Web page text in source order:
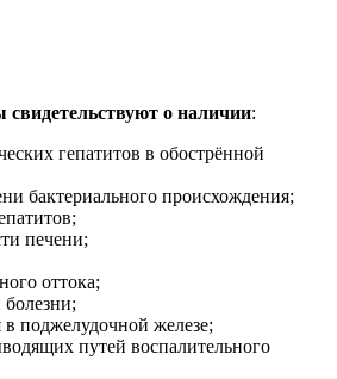
о наличии:
гепатитов в обострённой
бактериального происхождения;
печени;
оттока;
в поджелудочной железе;
путей воспалительного